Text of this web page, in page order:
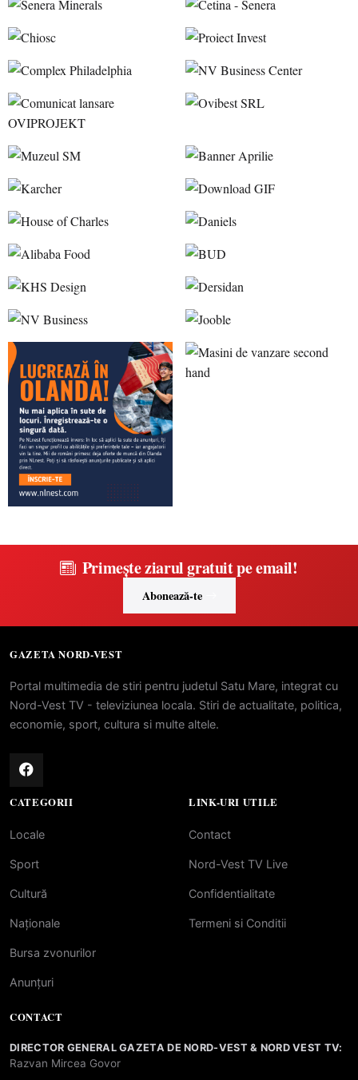
Primește ziarul gratuit pe email!
Abonează-te
GAZETA NORD-VEST
Portal multimedia de stiri pentru judetul Satu Mare, integrat cu
Nord-Vest TV - televiziunea locala. Stiri de actualitate, politica,
economie, sport, cultura si multe altele.
CATEGORII
Locale
Sport
Cultură
Naționale
Bursa zvonurilor
Anunțuri
LINK-URI UTILE
Contact
Nord-Vest TV Live
Confidentialitate
Termeni si Conditii
CONTACT
DIRECTOR GENERAL GAZETA DE NORD-VEST & NORD VEST TV:
Razvan Mircea Govor